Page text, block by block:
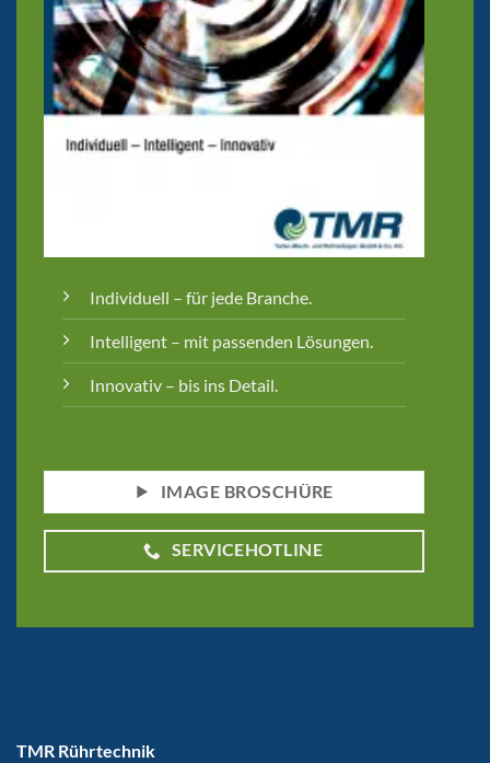
Individuell – für jede Branche.
Intelligent – mit passenden Lösungen.
Innovativ – bis ins Detail.
IMAGE BROSCHÜRE
SERVICEHOTLINE
TMR Rührtechnik